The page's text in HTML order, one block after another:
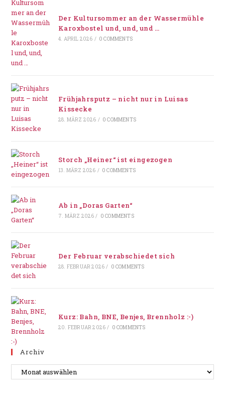
Der Kultursommer an der Wassermühle
Karoxbostel und, und, und …
4. APRIL 2026 / 0 COMMENTS
Frühjahrsputz – nicht nur in Luisas
Kissecke
28. MÄRZ 2026 / 0 COMMENTS
Storch „Heiner“ ist eingezogen
13. MÄRZ 2026 / 0 COMMENTS
Ab in „Doras Garten“
7. MÄRZ 2026 / 0 COMMENTS
Der Februar verabschiedet sich
28. FEBRUAR 2026 / 0 COMMENTS
Kurz: Bahn, BNE, Benjes, Brennholz :-)
20. FEBRUAR 2026 / 0 COMMENTS
Archiv